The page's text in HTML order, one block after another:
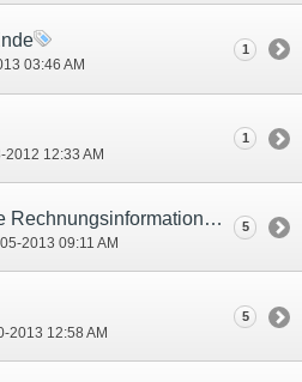
03:46 AM
1
2012 12:33 AM
1
Wie stelle ich meine Rechnungsinformationen ein?
2013 09:11 AM
5
2013 12:58 AM
5